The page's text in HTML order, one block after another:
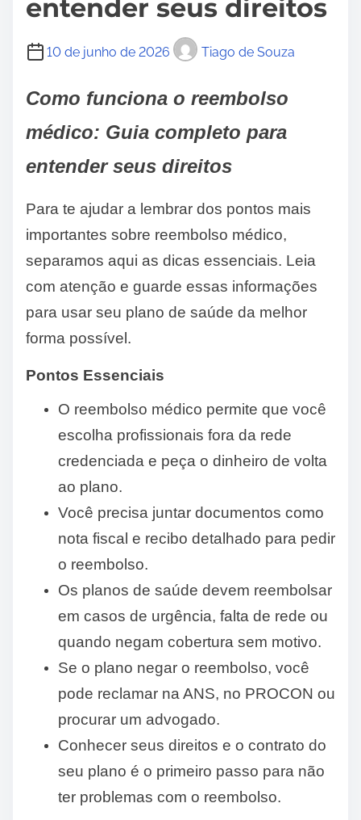
entender seus direitos
10 de junho de 2026 Tiago de Souza
Como funciona o reembolso
médico: Guia completo para
entender seus direitos
Para te ajudar a lembrar dos pontos mais
importantes sobre reembolso médico,
separamos aqui as dicas essenciais. Leia
com atenção e guarde essas informações
para usar seu plano de saúde da melhor
forma possível.
Pontos Essenciais
O reembolso médico permite que você
escolha profissionais fora da rede
credenciada e peça o dinheiro de volta
ao plano.
Você precisa juntar documentos como
nota fiscal e recibo detalhado para pedir
o reembolso.
Os planos de saúde devem reembolsar
em casos de urgência, falta de rede ou
quando negam cobertura sem motivo.
Se o plano negar o reembolso, você
pode reclamar na ANS, no PROCON ou
procurar um advogado.
Conhecer seus direitos e o contrato do
seu plano é o primeiro passo para não
ter problemas com o reembolso.